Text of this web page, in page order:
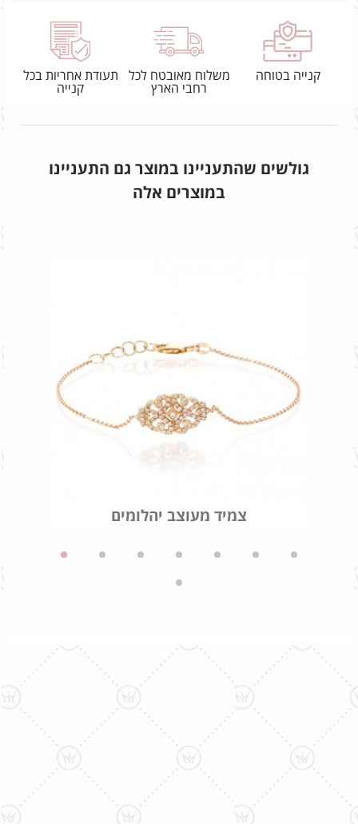
קנייה בטוחה
משלוח מאובטח לכל
רחבי הארץ
תעודת אחריות בכל
קנייה
גולשים שהתעניינו במוצר גם התעניינו
במוצרים אלה
צמיד מעוצב יהלומים